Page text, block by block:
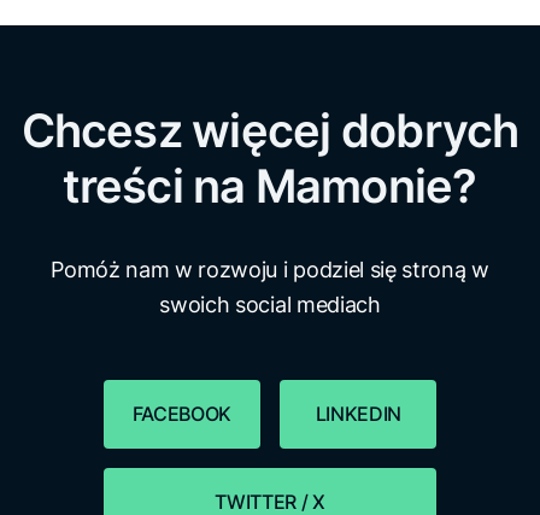
Chcesz więcej dobrych
treści na Mamonie?
Pomóż nam w rozwoju i podziel się stroną w
swoich social mediach
FACEBOOK LINKEDIN
TWITTER / X